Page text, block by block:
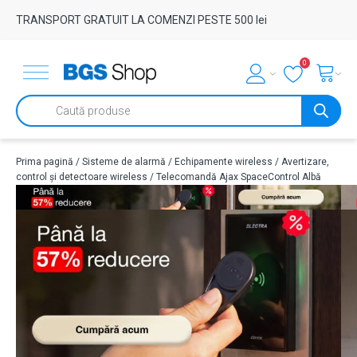
TRANSPORT GRATUIT LA COMENZI PESTE 500 lei
0
Products
search
Prima pagină / Sisteme de alarmă / Echipamente wireless / Avertizare,
control și detectoare wireless / Telecomandă Ajax SpaceControl Albă